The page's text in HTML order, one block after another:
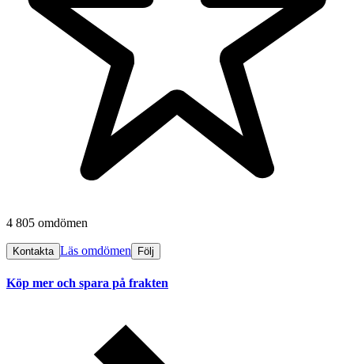
4 805 omdömen
Kontakta Läs omdömen Följ
Köp mer och spara på frakten